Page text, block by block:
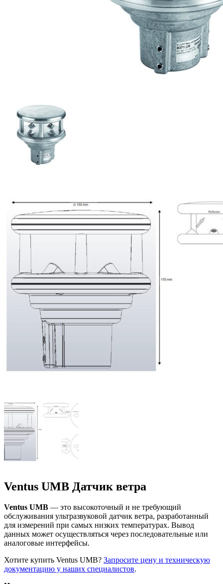
Ventus UMB Датчик ветра
Ventus UMB — это высокоточный и не требующий
обслуживания ультразвуковой датчик ветра, разработанный
для измерений при самых низких температурах. Вывод
данных может осуществляться через последовательные или
аналоговые интерфейсы.
Хотите купить Ventus UMB? Запросите цену и техническую
документацию у наших специалистов.